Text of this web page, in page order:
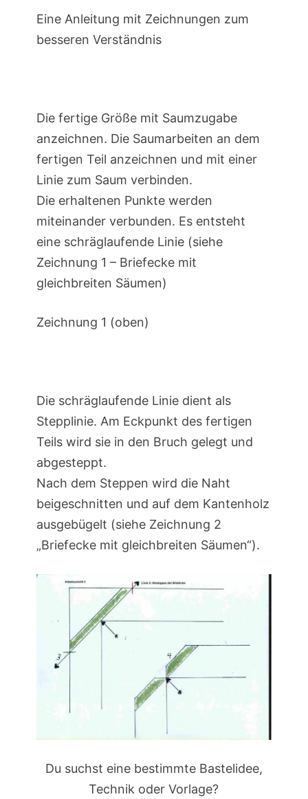
Eine Anleitung mit Zeichnungen zum
besseren Verständnis
Die fertige Größe mit Saumzugabe
anzeichnen. Die Saumarbeiten an dem
fertigen Teil anzeichnen und mit einer
Linie zum Saum verbinden.
Die erhaltenen Punkte werden
miteinander verbunden. Es entsteht
eine schräglaufende Linie (siehe
Zeichnung 1 – Briefecke mit
gleichbreiten Säumen)
Zeichnung 1 (oben)
Die schräglaufende Linie dient als
Stepplinie. Am Eckpunkt des fertigen
Teils wird sie in den Bruch gelegt und
abgesteppt.
Nach dem Steppen wird die Naht
beigeschnitten und auf dem Kantenholz
ausgebügelt (siehe Zeichnung 2
„Briefecke mit gleichbreiten Säumen“).
Du suchst eine bestimmte Bastelidee,
Technik oder Vorlage?